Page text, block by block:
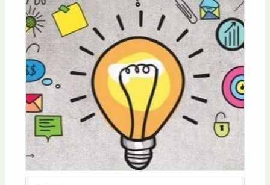
Wir brauchen neue Ideen, neue
regulatorische Modelle und den Mut, auch
Vorschläge zur Diskussion zu stellen, die
heute noch ungewöhnlich erscheinen.
👍 Unser Papier zu einer EnWG-Reform ist
kein Anspruch auf die eine perfekte
Lösung. Es ist ein Impuls an Politik,
Energiewirtschaft, Netzbetreiber und
Industrie: Lasst uns darüber sprechen, wie
Netzkapazitäten intelligenter genutzt,
Speicher systemdienlich eingebunden und
regionale Energiezellen ermöglicht werden